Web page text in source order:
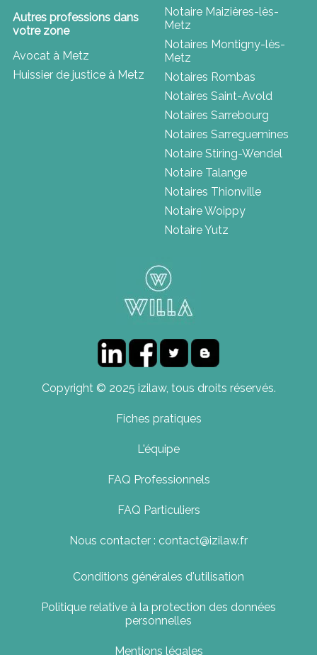
Autres professions dans
votre zone
Avocat à Metz
Huissier de justice à Metz
Notaire Maizières-lès-
Metz
Notaires Montigny-lès-
Metz
Notaires Rombas
Notaires Saint-Avold
Notaires Sarrebourg
Notaires Sarreguemines
Notaire Stiring-Wendel
Notaire Talange
Notaires Thionville
Notaire Woippy
Notaire Yutz
Copyright © 2025 izilaw, tous droits réservés.
Fiches pratiques
L'équipe
FAQ Professionnels
FAQ Particuliers
Nous contacter : contact@izilaw.fr
Conditions générales d'utilisation
Politique relative à la protection des données
personnelles
Mentions légales